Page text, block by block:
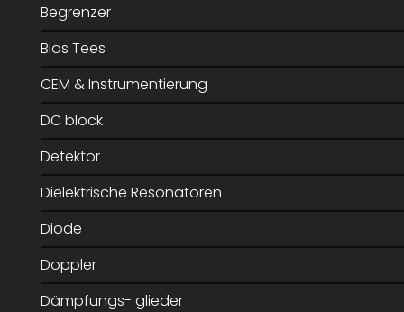
Begrenzer
Bias Tees
CEM & Instrumentierung
DC block
Detektor
Dielektrische Resonatoren
Diode
Doppler
Dämpfungs- glieder